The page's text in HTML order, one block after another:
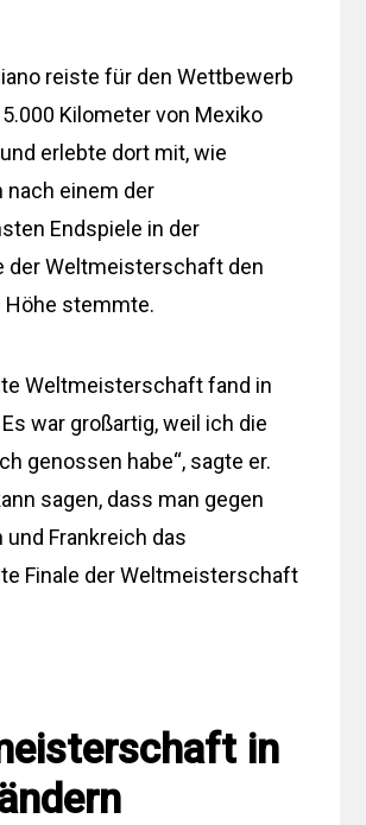
reiste für den Wettbewerb
Kilometer von Mexiko
erlebte dort mit, wie
nach einem der
Endspiele in der
der Weltmeisterschaft den
Höhe stemmte.
Weltmeisterschaft fand in
war großartig, weil ich die
genossen habe“, sagte er.
sagen, dass man gegen
und Frankreich das
Finale der Weltmeisterschaft
in